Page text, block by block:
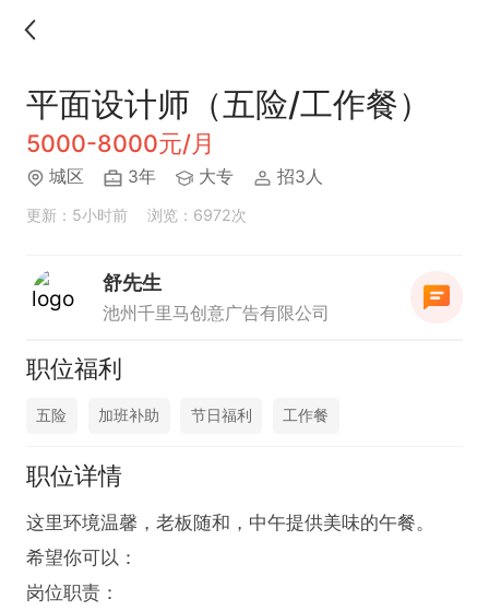
平面设计师（五险/工作餐）
5000-8000元/月
城区 3年 大专 招3人
更新：5小时前 浏览：6972次
舒先生
池州千里马创意广告有限公司
职位福利
五险 加班补助 节日福利 工作餐
职位详情
这里环境温馨，老板随和，中午提供美味的午餐。
希望你可以：
岗位职责：